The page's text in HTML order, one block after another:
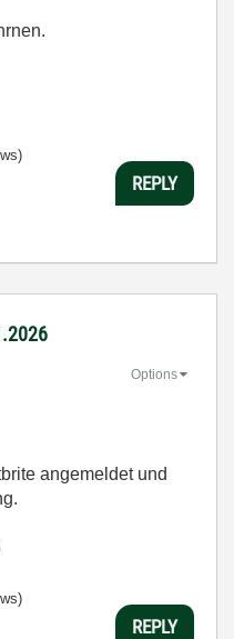
REPLY
Options
angemeldet und
REPLY